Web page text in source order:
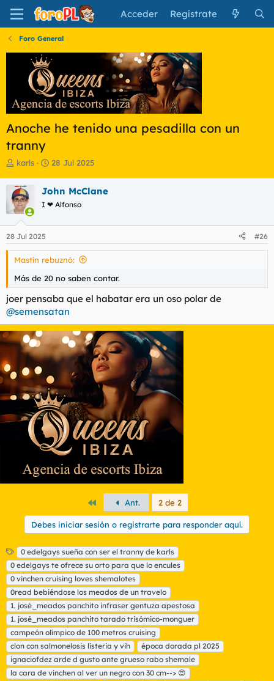
Acceder Regístrate
Foro General
Anoche he tenido una pesadilla con un
tranny
I
i
c
i
a
d
o
r
d
l
e
m
a
karls
F
h
a
e
n
i
i
o
28 Jul 2025
John McClane
I ❤ Alfonso
28 Jul 2025 #26
Mastín rebuznó:
Más de 20 no saben contar.
joer pensaba que el habatar era un oso polar de
@semensatan
PrimeroAnt. 2 de 2
Debes iniciar sesión o registrarte para responder aquí.
E
t
i
q
u
e
t
a
s
0 edelgays sueña con ser el tranny de karls
0 edelgays te ofrece su orto para que lo encules
0 vinchen cruising loves shemalotes
0read bebiéndose los meados de un travelo
1. josé_meados panchito infraser gentuza apestosa
1. josé_meados panchito tarado trisómico-monguer
campeón olímpico de 100 metros cruising
clon con salmonelosis listeria y vih
época dorada pl 2025
ignaciofdez arde d gusto ante grueso rabo shemale
la cara de vinchen al ver un negro con 30 cm--> 😍